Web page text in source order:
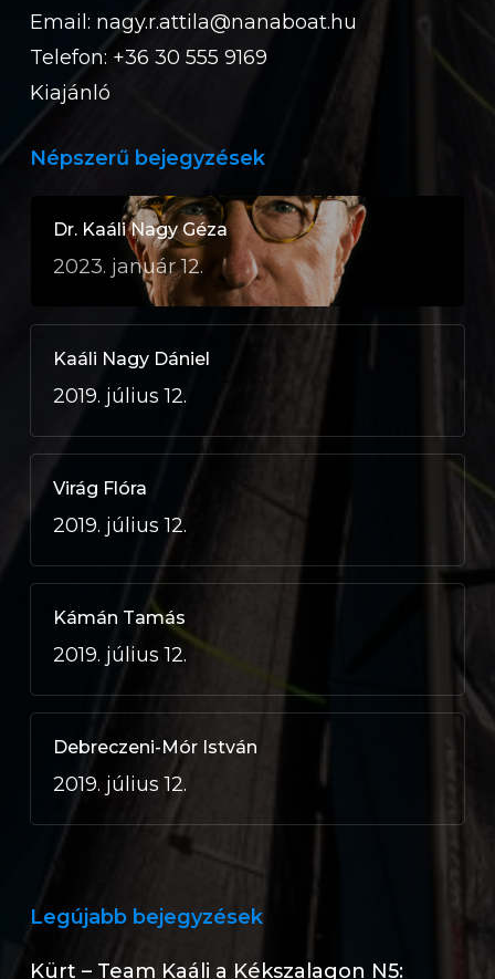
Email: nagy.r.attila@nanaboat.hu
Telefon: +36 30 555 9169
Kiajánló
Népszerű bejegyzések
Dr. Kaáli Nagy Géza
2023. január 12.
Kaáli Nagy Dániel
2019. július 12.
Virág Flóra
2019. július 12.
Kámán Tamás
2019. július 12.
Debreczeni-Mór István
2019. július 12.
Legújabb bejegyzések
Kürt – Team Kaáli a Kékszalagon N5: